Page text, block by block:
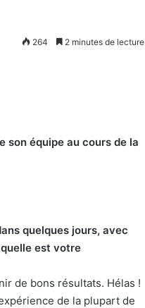
264 2 minutes de lecture
son équipe au cours de la
quelques jours, avec
est votre
de bons résultats. Hélas !
de la plupart de